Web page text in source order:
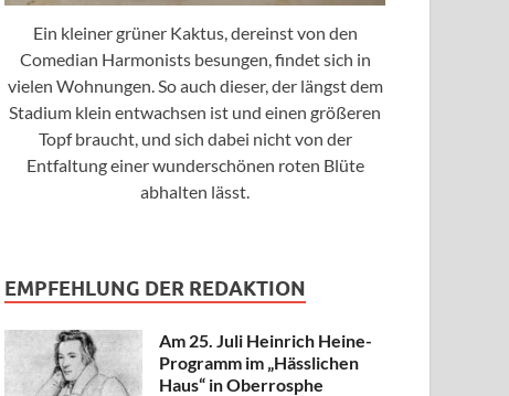
Ein kleiner grüner Kaktus, dereinst von den
Comedian Harmonists besungen, findet sich in
vielen Wohnungen. So auch dieser, der längst dem
Stadium klein entwachsen ist und einen größeren
Topf braucht, und sich dabei nicht von der
Entfaltung einer wunderschönen roten Blüte
abhalten lässt.
EMPFEHLUNG DER REDAKTION
Am 25. Juli Heinrich Heine-
Programm im „Hässlichen
Haus“ in Oberrosphe